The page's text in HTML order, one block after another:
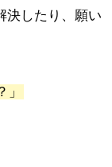
決したり、願い